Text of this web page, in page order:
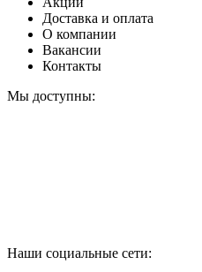
Доставка и оплата
О компании
Вакансии
Контакты
Мы доступны:
Наши социальные сети: